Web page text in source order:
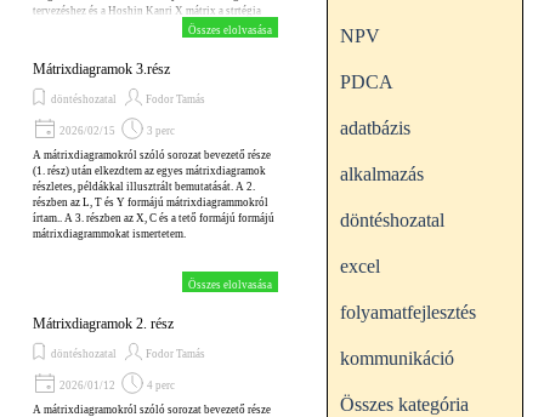
tervezéshez és a Hoshin Kanri X mátrix a strtégia
Összes elolvasása
Mátrixdiagramok 3.rész
döntéshozatal Fodor Tamás
2026/02/15
3 perc
A mátrixdiagramokról szóló sorozat bevezető része
(1. rész) után elkezdtem az egyes mátrixdiagramok
részletes, példákkal illusztrált bemutatását. A 2.
részben az L, T és Y formájú mátrixdiagrammokról
írtam.. A 3. részben az X, C és a tető formájú formájú
mátrixdiagrammokat ismertetem.
Összes elolvasása
Mátrixdiagramok 2. rész
döntéshozatal Fodor Tamás
2026/01/12
4 perc
A mátrixdiagramokról szóló sorozat bevezető része
NPV
PDCA
adatbázis
alkalmazás
döntéshozatal
excel
folyamatfejlesztés
kommunikáció
Összes kategória